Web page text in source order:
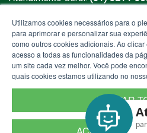
Utilizamos cookies necessários para o
para aprimorar e personalizar sua
como outros cookies adicionais. Ao clicar
acesso a todas as funcionalidades da
um site cada vez melhor. Você pode
quais cookies estamos utilizando no
ACEITAR